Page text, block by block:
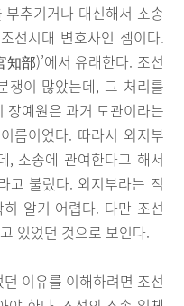
추기거나 대신해서 소송
선시대 변호사인 셈이다.
部)’에서 유래한다. 조선
쟁이 많았는데, 그 처리를
장예원은 과거 도관이라는
름이었다. 따라서 외지부
, 소송에 관여한다고 해서
고 불렀다. 외지부라는 직
알기 어렵다. 다만 조선
있었던 것으로 보인다.
이유를 이해하려면 조선